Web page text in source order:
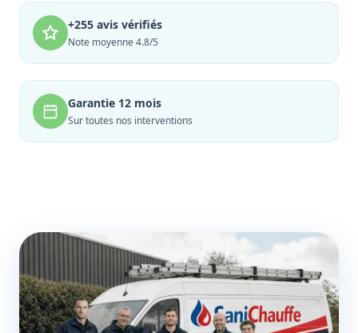
+255 avis vérifiés
Note moyenne 4.8/5
Garantie 12 mois
Sur toutes nos interventions